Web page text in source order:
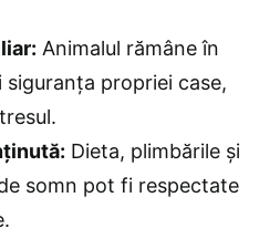
Animalul rămâne în
propriei case,
Dieta, plimbările și
somn pot fi respectate